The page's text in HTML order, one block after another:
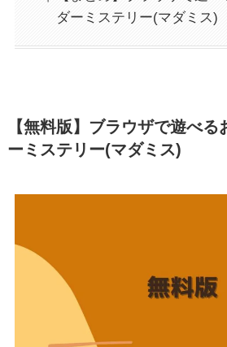
ダーミステリー(マダミス)
【無料版】ブラウザで遊べ
ーミステリー(マダミス)